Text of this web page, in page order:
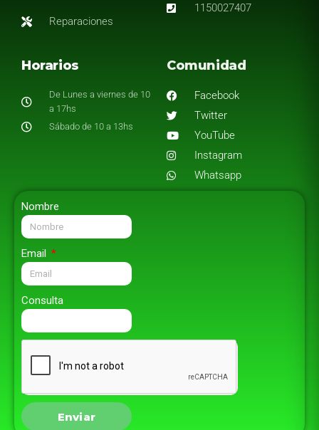
Reparaciones
1150027407
Horarios
De Lunes a viernes de 10
a 17hs
Sábado de 10 a 13hs
Comunidad
Facebook
Twitter
YouTube
Instagram
Whatsapp
Nombre
Email
Consulta
Enviar